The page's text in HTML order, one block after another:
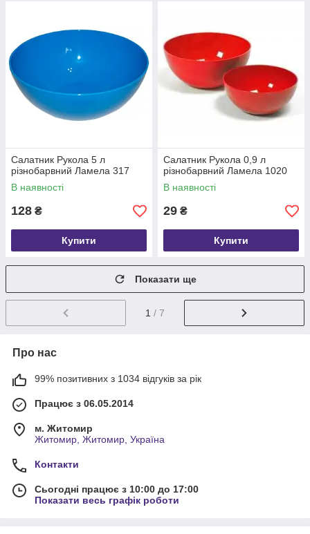
Салатник Рукола 5 л
різнобарвний Ламела 317
В наявності
128 ₴
Купити
Салатник Рукола 0,9 л
різнобарвний Ламела 1020
В наявності
29 ₴
Купити
Показати ще
1 / 7
Про нас
99% позитивних з 1034 відгуків за рік
Працює з 06.05.2014
м. Житомир
Житомир, Житомир, Україна
Контакти
Сьогодні працює з 10:00 до 17:00
Показати весь графік роботи